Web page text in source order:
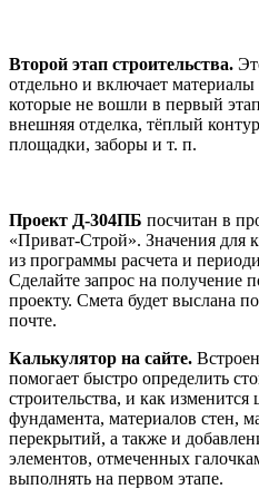
Второй этап строительства.
отдельно и включает
которые не вошли в первый
внешняя отделка, тёплый
площадки, заборы и т. п.
Проект Д-304ПБ посчитан в
«Приват-Строй». Значения для
из программы расчета и
Сделайте запрос на получение
проекту. Смета будет выслана
почте.
Калькулятор на сайте.
помогает быстро определить
строительства, и как
фундамента, материалов стен,
перекрытий, а также и
элементов, отмеченных
выполнять на первом этапе.